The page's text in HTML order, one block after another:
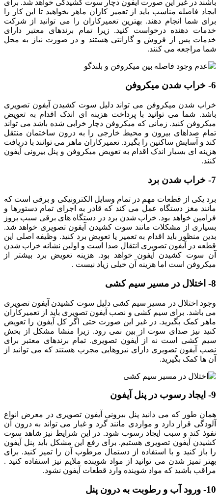
باشند در غیر این صورت آیفون دچار سوت کشیدگی خواهد شد. برای
ایجاد فاصله مناسب باید از تعمیر کاران ماهر بخواهید تا این کار را
برای شما انجام دهند. بهترین تعمیرکاران را می توانید از شرکت
خدمات دهنده درخواست کنید. زیرا تمام برندهای معتبر دارای
خدمات پس از فروش و گارانتی هستند و در صورت نیاز به محل
شما مراجعه می کنند.
6- خراب شدن میکروفن
خراب شدن میکروفن می تواند دلیل سوت کشیدن آیفون تصویری
باشد. شما می توانید با پرداخت هزینه ای اندک اقدام به تعویض
میکروفن کنید. زمانی که میکروفن دچار خرابی شده باشد می تواند
تمام صداهای بیرون و محیط خارجی را به درون ساختمان منتقل
کند و آسایش ساکنین را بگیرد. تعمیرکاران ماهر می توانند با دریافت
هزینه ای بسیار اندک اقدام به تعویض میکروفن و پنل بیرونی آیفون
کنند.
7- خراب شدن برد
برد یکی از قطعات مهم در تمام وسایل الکترونیکی و برقی است که
مانند مغز دستگاه عمل می کند که قادر به اجرای تمام دستورها و
فرامین خواهد بود. خراب شدن برد در دستگاه های برقی سبب بروز
بسیاری از مشکلات مانند سوت کشیدن آیفون تصویری خواهد شد.
بدین منظور باید اقدام به تعمیر یا تعویض برد کنید. وظیفه اصلی این
قطعه در آیفون تصویری انتقال صدا است و اولین نشانه خراب شدن
آن سوت کشیدن آیفون خواهد بود. هزینه تعویض برد بیشتر از
میکروفن است اما هزینه آن خیلی زیاد نیست .
8- اختلال در مسیر سیم کشی
وجود اختلال در مسیر سیم کشی دلیل سوت کشیدن آیفون تصویری
می باشد. برای سیم کشی و نصب آیفون تصویری باید از تعمیرکاران
ماهر کمک بگیرید. در غیر این صورت حتی اگر کل آیفون را تعویض
کنید نیز صدای سوت از بین نمی رود. زیرا منشا مشکل از بخش
سیم کشی است نه از آیفون تصویری. تمام برندهای معتبر برای
نصب آیفون تصویری دارای نیروهایی مجرب هستند که می توانید از
آن ها کمک بگیرید.
9- ایجاد رسوب در پنل آیفون
همان طور که می دانید پنل بیرونی آیفون تصویری در معرض انواع
آلودگی قرار دارد و مواردی مانند گرد و غبار می تواند به درون آن
نفوذ کند و سبب ایجاد رسوب شود. در این شرایط نیز شاهد سوت
کشیدن آیفون تصویری هستیم. برای رفع این مشکل باید پنل آیفون
را باز کنید و با استفاده از دستمال مرطوب آن را تمیز کنید. برای
بهتر تمیز شدن می توانید از مواد شوینده ملایم نیز استفاده کنید .
مراقب باشید که مواد شوینده وارد قطعات آیفون نشود.
10- ورود آب و رطوبت به درون پنل